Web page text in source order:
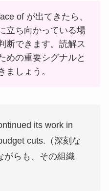
of が出てきたら、
立ち向かっている場
断できます。読解ス
めの重要シグナルと
ましょう。
its work in
cuts.（深刻な
がらも、その組織